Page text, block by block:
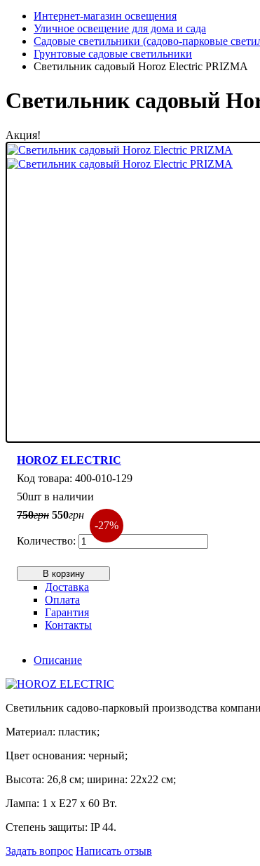
Интернет-магазин освещения
Уличное освещение для дома и сада
Садовые светильники (садово-парковые
Грунтовые садовые светильники
Светильник садовый Horoz Electric PRIZMA
Светильник садовый
Акция!
HOROZ ELECTRIC
400-010-129
50шт в наличии
-27%
750грн 550грн
В корзину
Доставка
Оплата
Гарантия
Контакты
Описание
Светильник садово-парковый производства
Материал: пластик;
Цвет основания: черный;
Высота: 26,8 см; ширина: 22х22 см;
Лампа: 1 х Е27 х 60 Вт.
Степень защиты: IP 44.
Задать вопрос Написать отзыв